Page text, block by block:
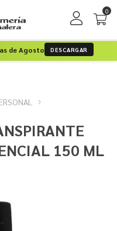
0
de Agosto DESCARGAR
150 ML